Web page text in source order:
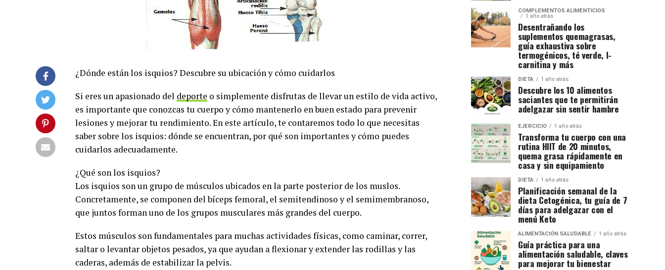
¿Dónde están los isquios? Descubre su ubicación y cómo cuidarlos
Si eres un apasionado del deporte o simplemente disfrutas de llevar un estilo de vida activo,
es importante que conozcas tu cuerpo y cómo mantenerlo en buen estado para prevenir
lesiones y mejorar tu rendimiento. En este artículo, te contaremos todo lo que necesitas
saber sobre los isquios: dónde se encuentran, por qué son importantes y cómo puedes
cuidarlos adecuadamente.
¿Qué son los isquios?
Los isquios son un grupo de músculos ubicados en la parte posterior de los muslos.
Concretamente, se componen del bíceps femoral, el semitendinoso y el semimembranoso,
que juntos forman uno de los grupos musculares más grandes del cuerpo.
Estos músculos son fundamentales para muchas actividades físicas, como caminar, correr,
saltar o levantar objetos pesados, ya que ayudan a flexionar y extender las rodillas y las
caderas, además de estabilizar la pelvis.
COMPLEMENTOS ALIMENTICIOS
1 año atrás
Desentrañando los
suplementos quemagrasas,
guía exhaustiva sobre
termogénicos, té verde, l-
carnitina y más
DIETA 1 año atrás
Descubre los 10 alimentos
saciantes que te permitirán
adelgazar sin sentir hambre
EJERCICIO 1 año atrás
Transforma tu cuerpo con una
rutina HIIT de 20 minutos,
quema grasa rápidamente en
casa y sin equipamiento
DIETA 1 año atrás
Planificación semanal de la
dieta Cetogénica, tu guía de 7
días para adelgazar con el
menú Keto
ALIMENTACIÓN SALUDABLE 1 año atrás
Guía práctica para una
alimentación saludable, claves
para mejorar tu bienestar